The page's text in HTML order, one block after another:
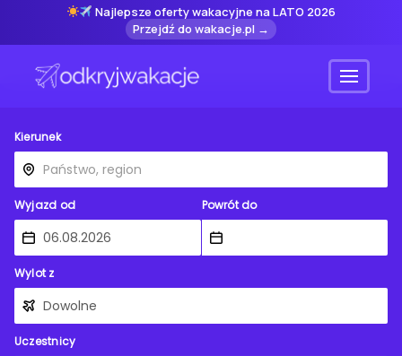
Najlepsze oferty wakacyjne na LATO 2026
Przejdź do wakacje.pl →
Menu
Kierunek
Wyjazd od Powrót do
Wylot z
Uczestnicy